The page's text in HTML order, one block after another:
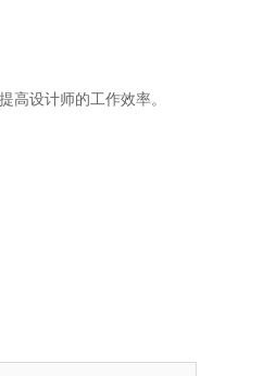
高设计师的工作效率。